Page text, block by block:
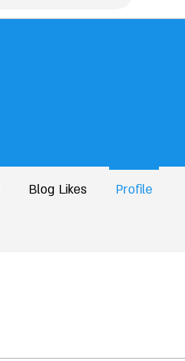
Profile
Blog Likes